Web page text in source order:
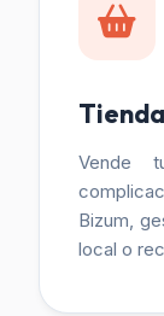
Vende
Bizum,
local o